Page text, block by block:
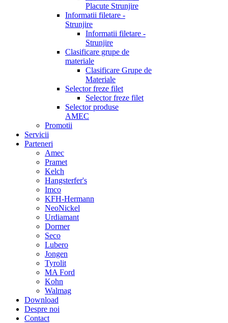
Placute Strunjire
Informatii filetare -
Strunjire
Informatii filetare -
Strunjire
Clasificare grupe de
materiale
Clasificare Grupe de
Materiale
Selector freze filet
Selector freze filet
Selector produse
AMEC
Promotii
Servicii
Parteneri
Amec
Pramet
Kelch
Hangsterfer's
Imco
KFH-Hermann
NeoNickel
Urdiamant
Dormer
Seco
Lubero
Jongen
Tyrolit
MA Ford
Kohn
Walmag
Download
Despre noi
Contact